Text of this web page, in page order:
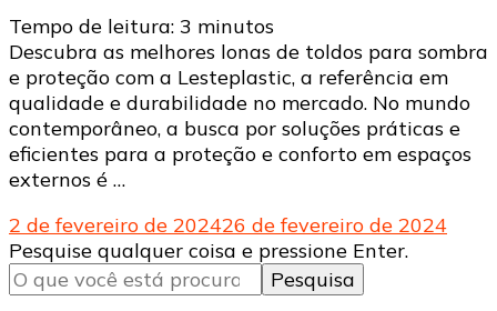
Tempo de leitura: 3 minutos
Descubra as melhores lonas de toldos para sombra
e proteção com a Lesteplastic, a referência em
qualidade e durabilidade no mercado. No mundo
contemporâneo, a busca por soluções práticas e
eficientes para a proteção e conforto em espaços
externos é …
2 de fevereiro de 202426 de fevereiro de 2024
Procurando
algo?
Pesquise qualquer coisa e pressione Enter.